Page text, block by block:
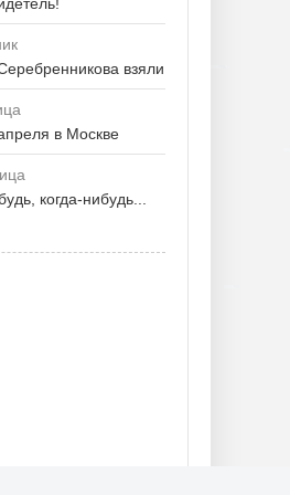
взяли
в Москве
когда-нибудь...